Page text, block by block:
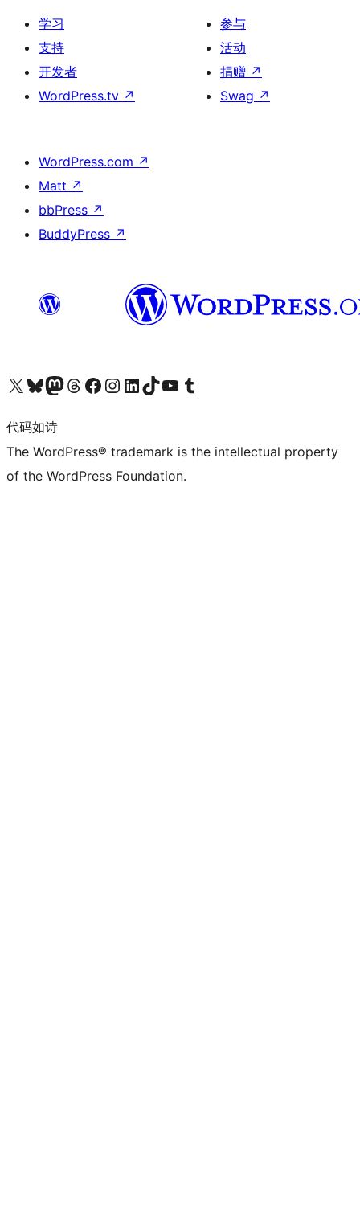
学习
支持
开发者
WordPress.tv ↗
参与
活动
捐赠 ↗
Swag ↗
WordPress.com ↗
Matt ↗
bbPress ↗
BuddyPress ↗
关注我们的 X（原 Twitter）账号访问我们的 Bluesky 账号关注我们的 Mastodon 账号访问我们的 Threads 账号 访问我们的 Facebook 公共主页关注我们的 Instagram 账号 关注我们的 LinkedIn 主页访问我们的 TikTok 账号访问我们的 YouTube 频道 访问我们的 Tumblr 账号
代码如诗
The WordPress® trademark is the intellectual property
of the WordPress Foundation.